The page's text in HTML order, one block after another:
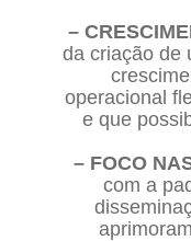
–
da criação de
operacional
e que
– FOCO
com a